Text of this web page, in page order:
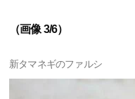
（画像 3/6）
新タマネギのファルシ